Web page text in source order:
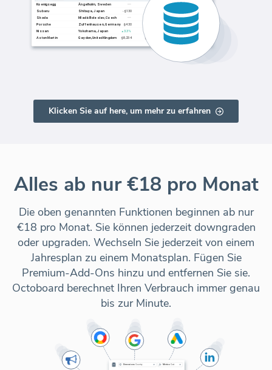
Klicken Sie auf here, um mehr zu erfahren
Alles ab nur €18 pro Monat
Die oben genannten Funktionen beginnen ab nur
€18 pro Monat. Sie können jederzeit downgraden
oder upgraden. Wechseln Sie jederzeit von einem
Jahresplan zu einem Monatsplan. Fügen Sie
Premium-Add-Ons hinzu und entfernen Sie sie.
Octoboard berechnet Ihren Verbrauch immer genau
bis zur Minute.